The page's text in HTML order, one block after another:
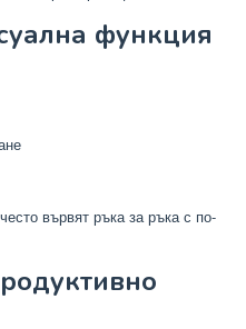
функция
вървят ръка за ръка с по-